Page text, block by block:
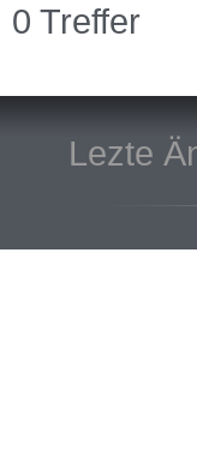
0 Treffer
Lezte